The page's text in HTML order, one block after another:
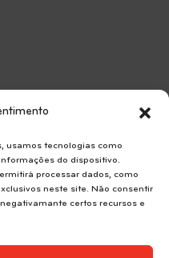
usamos tecnologias como
do dispositivo.
processar dados, como
neste site. Não consentir
certos recursos e